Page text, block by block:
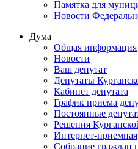
Памятка для
Новости
Дума
Общая информация
Новости
Ваш депутат
Депутаты
Кабинет депутата
График приема
Постоянные
Решения
Интернет-приемная
Собрание граждан